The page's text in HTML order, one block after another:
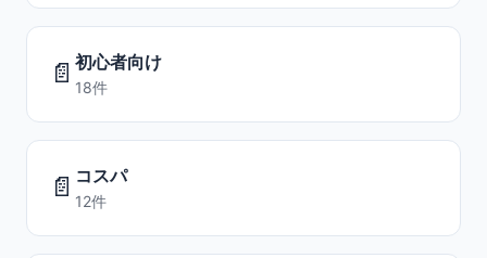
📄 初心者向け
18件
📄 コスパ
12件